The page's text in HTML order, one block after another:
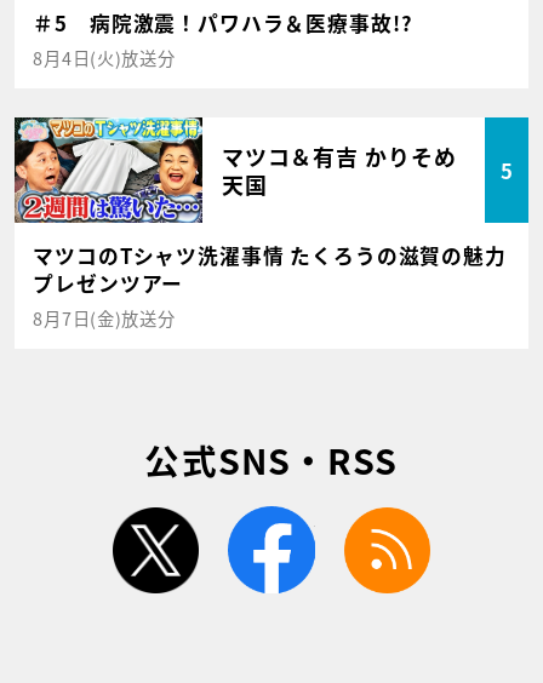
＃5 病院激震！パワハラ＆医療事故!?
8月4日(火)放送分
マツコ＆有吉 かりそめ
天国
5
マツコのTシャツ洗濯事情 たくろうの滋賀の魅力
プレゼンツアー
8月7日(金)放送分
公式SNS・RSS
twitter facebook